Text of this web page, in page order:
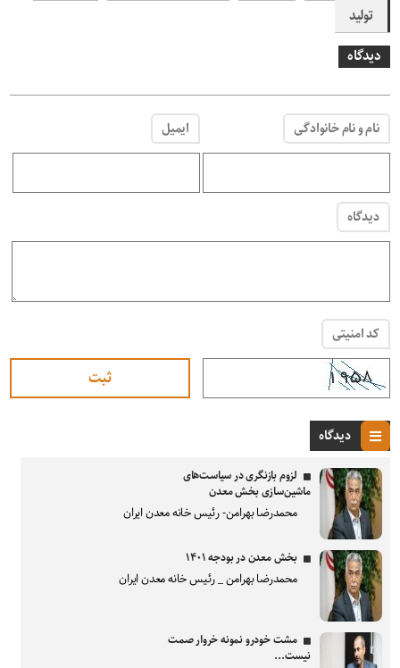
تولید
دیدگاه
نام و نام خانوادگی ایمیل
دیدگاه
کد امنیتی
دیدگاه
لزوم بازنگری در سیاست‌های
ماشین‌سازی بخش معدن
محمدرضا بهرامن- رئیس خانه معدن ایران
بخش معدن در بودجه ۱۴۰۱
محمدرضا بهرامن _ رئیس خانه معدن ایران
مشت خودرو نمونه خروار صمت
نیست...